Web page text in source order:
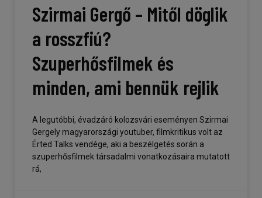
Szirmai Gergő – Mitől döglik
a rosszfiú?
Szuperhősfilmek és
minden, ami bennük rejlik
A legutóbbi, évadzáró kolozsvári eseményen Szirmai
Gergely magyarországi youtuber, filmkritikus volt az
Érted Talks vendége, aki a beszélgetés során a
szuperhősfilmek társadalmi vonatkozásaira mutatott
rá,